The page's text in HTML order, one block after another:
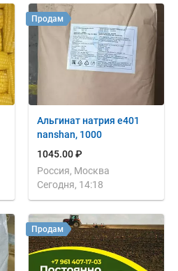
Альгинат натрия e401
nanshan, 1000
1045.00 ₽
Россия, Москва
Сегодня, 14:18
Продам
Продам